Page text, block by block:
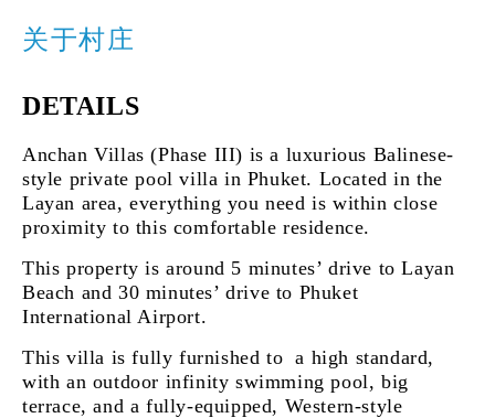
关于村庄
DETAILS
Anchan Villas (Phase III) is a luxurious Balinese-
style private pool villa in Phuket. Located in the
Layan area, everything you need is within close
proximity to this comfortable residence.
This property is around 5 minutes’ drive to Layan
Beach and 30 minutes’ drive to Phuket
International Airport.
This villa is fully furnished to a high standard,
with an outdoor infinity swimming pool, big
terrace, and a fully-equipped, Western-style